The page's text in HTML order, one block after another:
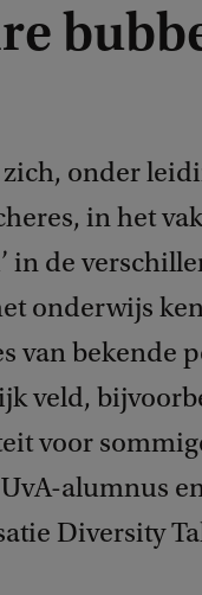
onder
in het
in de
onderwijs
van bekende
veld,
voor
alumnus
Diversity